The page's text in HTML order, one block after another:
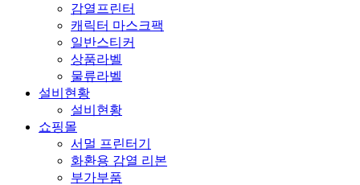
감열프린터
캐릭터 마스크팩
일반스티커
상품라벨
물류라벨
설비현황
설비현황
쇼핑몰
서멀 프린터기
화환용 감열 리본
부가부품